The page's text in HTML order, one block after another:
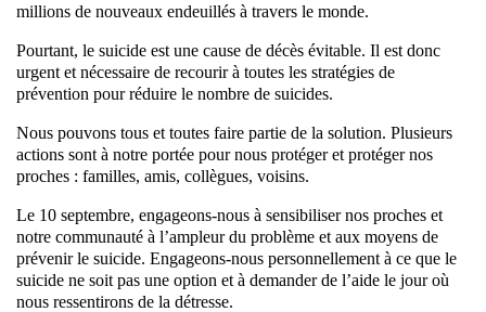
millions de nouveaux endeuillés à travers le monde.
Pourtant, le suicide est une cause de décès évitable. Il est donc
urgent et nécessaire de recourir à toutes les stratégies de
prévention pour réduire le nombre de suicides.
Nous pouvons tous et toutes faire partie de la solution. Plusieurs
actions sont à notre portée pour nous protéger et protéger nos
proches : familles, amis, collègues, voisins.
Le 10 septembre, engageons-nous à sensibiliser nos proches et
notre communauté à l’ampleur du problème et aux moyens de
prévenir le suicide. Engageons-nous personnellement à ce que le
suicide ne soit pas une option et à demander de l’aide le jour où
nous ressentirons de la détresse.